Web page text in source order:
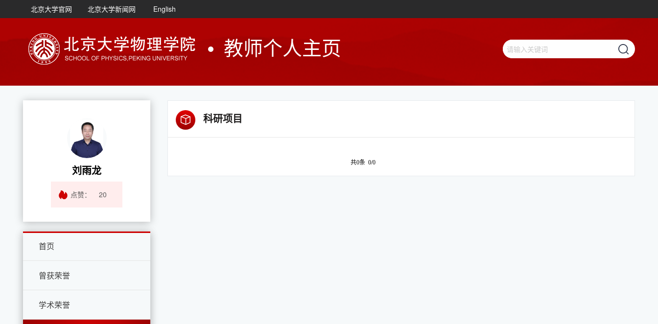
北京大学官网 北京大学新闻网 English
教师个人主页
刘雨龙
点赞： 20
首页
曾获荣誉
学术荣誉
科研项目
共0条 0/0